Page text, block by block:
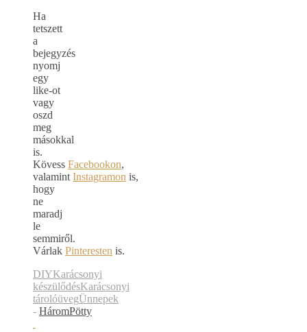
Ha
tetszett
a
bejegyzés
nyomj
egy
like-ot
vagy
oszd
meg
másokkal
is.
Kövess Facebookon,
valamintInstagramon is,
hogy
ne
maradj
le
semmiről.
Várlak Pinteresten is.
DIYKarácsonyi
készülődésKarácsonyi
tárolóüvegÜnnepek
- HáromPötty